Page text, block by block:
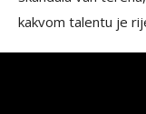
kakvom talentu je